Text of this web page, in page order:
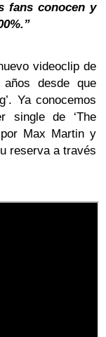
fans conocen y
videoclip de
desde que
Ya conocemos
single de ‘The
Max Martin y
reserva a través